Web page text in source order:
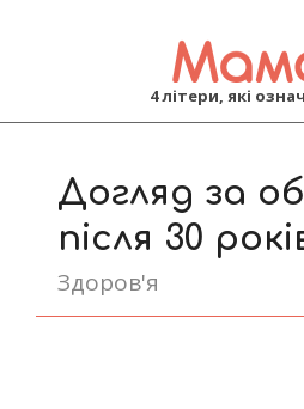
4 літери, які
Догляд за
після 30
Здоров'я